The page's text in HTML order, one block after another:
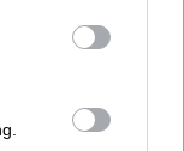
αλλά